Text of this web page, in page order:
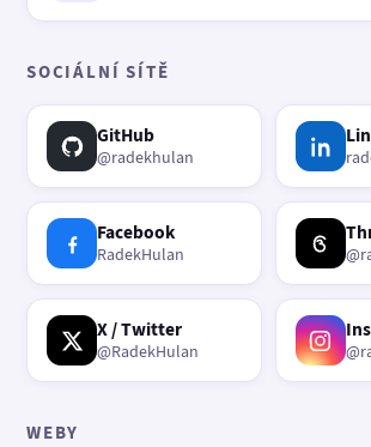
SOCIÁLNÍ SÍTĚ
GitHub
@radekhulan
Facebook
RadekHulan
X / Twitter
@RadekHulan
WEBY